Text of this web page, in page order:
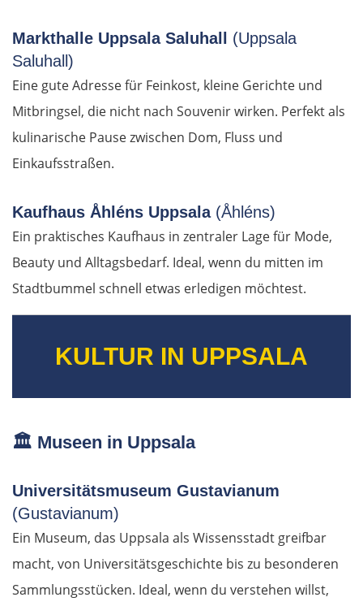
Markthalle Uppsala Saluhall (Uppsala
Saluhall)
Eine gute Adresse für Feinkost, kleine Gerichte und
Mitbringsel, die nicht nach Souvenir wirken. Perfekt als
kulinarische Pause zwischen Dom, Fluss und
Einkaufsstraßen.
Kaufhaus Åhléns Uppsala (Åhléns)
Ein praktisches Kaufhaus in zentraler Lage für Mode,
Beauty und Alltagsbedarf. Ideal, wenn du mitten im
Stadtbummel schnell etwas erledigen möchtest.
KULTUR IN UPPSALA
🏛️ Museen in Uppsala
Universitätsmuseum Gustavianum
(Gustavianum)
Ein Museum, das Uppsala als Wissensstadt greifbar
macht, von Universitätsgeschichte bis zu besonderen
Sammlungsstücken. Ideal, wenn du verstehen willst,
Nessebar
Burgas
Chaskowo
Kardschali
Komotini
Xanthi
Kavala
Asprovalta
Thessaloniki
Katerini